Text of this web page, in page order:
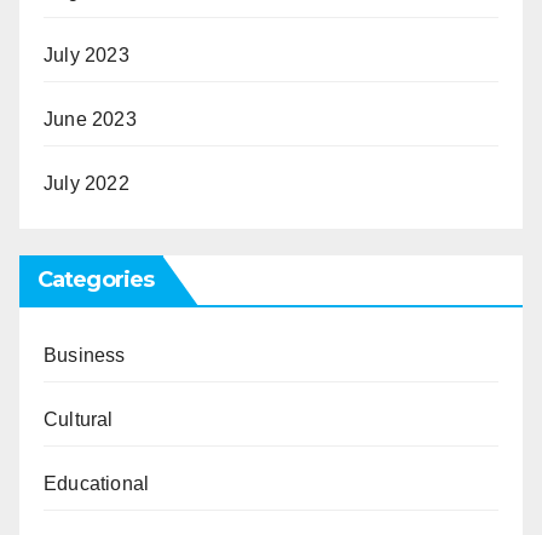
July 2023
June 2023
July 2022
Categories
Business
Cultural
Educational